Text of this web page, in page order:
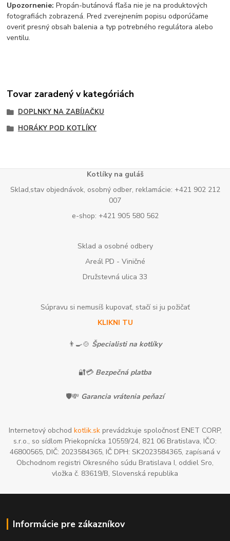
Upozornenie: Propán-butánová fľaša nie je na produktových
fotografiách zobrazená. Pred zverejnením popisu odporúčame
overiť presný obsah balenia a typ potrebného regulátora alebo
ventilu.
Tovar zaradený v kategóriách
DOPLNKY NA ZABÍJAČKU
HORÁKY POD KOTLÍKY
Kotlíky na guláš
Sklad,stav objednávok, osobný odber, reklamácie: +421 902 212
007
e-shop: +421 905 580 562
Sklad a osobné odbery
Areál PD - Viničné
Družstevná ulica 33
Súpravu si nemusíš kupovať, stačí si ju požičať
KLIKNI TU
👨‍🍳🍲 Špecialisti na kotlíky
🔐💳 Bezpečná platba
🛡️💸 Garancia vrátenia peňazí
Internetový obchod kotlik.skprevádzkuje spoločnosť ENET CORP,
s.r.o., so sídlom Priekopnícka 10559/24, 821 06 Bratislava, IČO:
46800565, DIČ: 2023584365, IČ DPH: SK2023584365, zapísaná v
Obchodnom registri Okresného súdu Bratislava I, oddiel Sro,
vložka č. 83619/B, Slovenská republika
Informácie pre zákazníkov